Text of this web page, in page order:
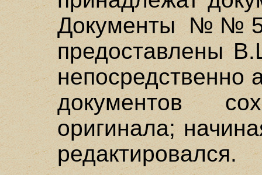
Документы
предоставлены
непосредственно
документов
оригинала;
редактировался.